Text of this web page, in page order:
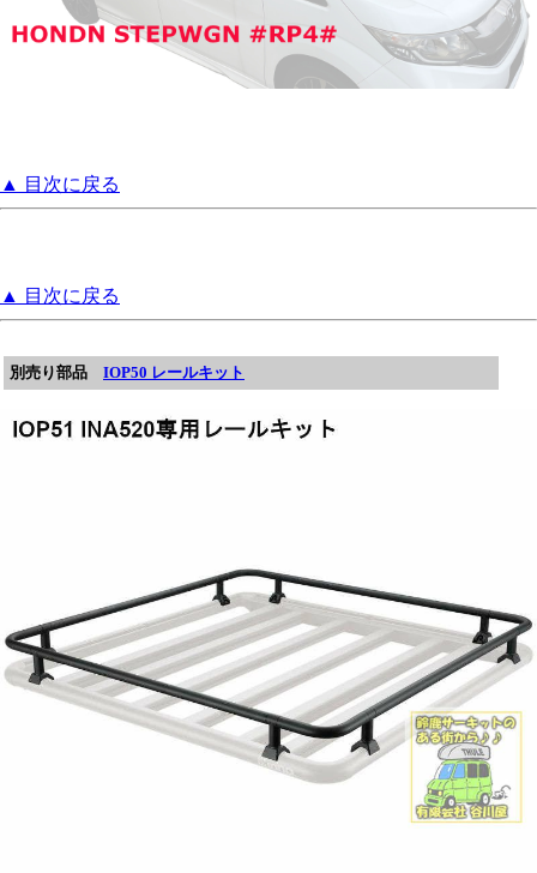
▲ 目次に戻る
▲ 目次に戻る
別売り部品 IOP50 レールキット